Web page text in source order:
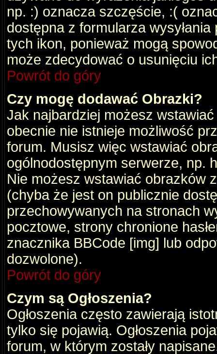
np. :) oznacza szczęście, :(
dostępna z formularza
tych ikon, ponieważ mogą
może zdecydować o usunięciu
Powrót do góry
Czy mogę dodawać Obrazki?
Jak najbardziej możesz
obecnie nie istnieje możliwość
forum. Musisz więc wstawiać
ogólnodostępnym serwerze, np.
Nie możesz wstawiać obrazków
(chyba że jest on publicznie
przechowywanych na stronach
pocztowe, strony chronione
znacznika BBCode [img] lub
dozwolone).
Powrót do góry
Czym są Ogłoszenia?
Ogłoszenia często zawierają
tylko się pojawią. Ogłoszenia
forum, w którym zostały